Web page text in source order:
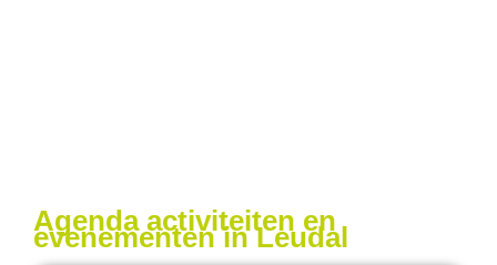
Agenda activiteiten en
evenementen in Leudal